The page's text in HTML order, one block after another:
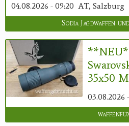
04.08.2026 - 09:20 AT, Salzburg
Sodia Jagdwaffen
35x50
03.08.2026